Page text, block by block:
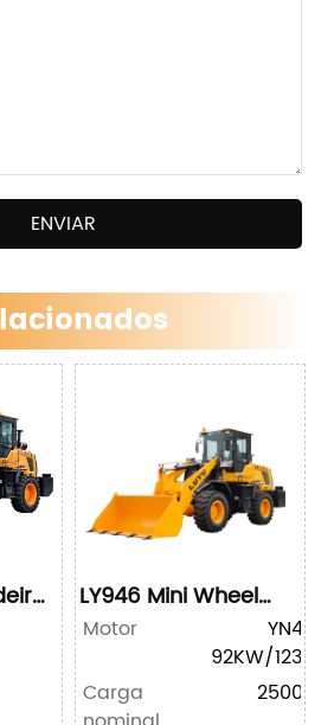
ENVIAR
LY946 Mini Wheel
Loader
Motor
YN48T
92KW/123HP
Carga
2500kg